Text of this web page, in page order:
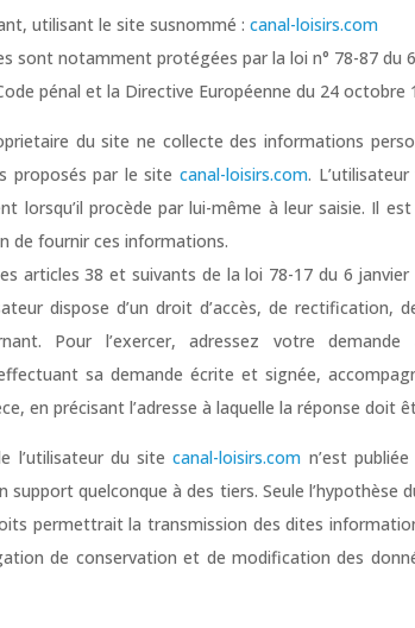
utilisant le site susnommé :canal-loisirs.com
sont notamment protégées par la loi n° 78-87 du
pénal et la Directive Européenne du 24 octobre
du site ne collecte des informations
proposés par le sitecanal-loisirs.com.
lorsqu’il procède par lui-même à leur saisie. Il
de fournir ces informations.
articles 38 et suivants de la loi 78-17 du 6 janvier
dispose d’un droit d’accès, de rectification,
Pour l’exercer, adressez votre
sa demande écrite et signée,
en précisant l’adresse à laquelle la réponse doit
l’utilisateur du sitecanal-loisirs.com n’est
support quelconque à des tiers. Seule l’hypothèse
permettrait la transmission des dites
de conservation et de modification des